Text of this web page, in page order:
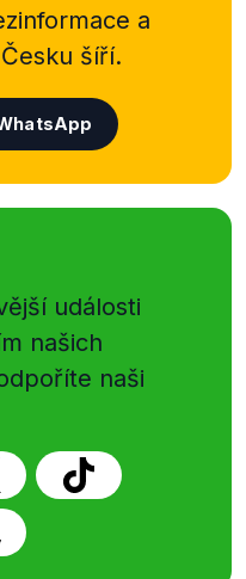
a
šíří.
události
našich
naši